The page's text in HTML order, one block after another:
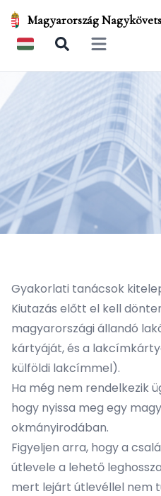
Magyarország
Open main
Gyakorlati tanácsok
Kiutazás előtt el kell
magyarországi állandó
kártyáját, és a
külföldi lakcímmel).
Ha még nem rendelkezik
hogy nyissa meg egy
okmányirodában.
Figyeljen arra, hogy a
útlevele a lehető
mert lejárt útlevéllel nem